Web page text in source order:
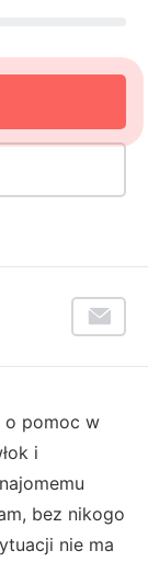
o pomoc w
i
bez nikogo
nie ma